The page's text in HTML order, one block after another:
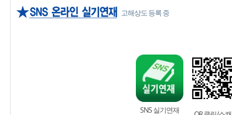
고해상도 등록 중
SNS 실기연재